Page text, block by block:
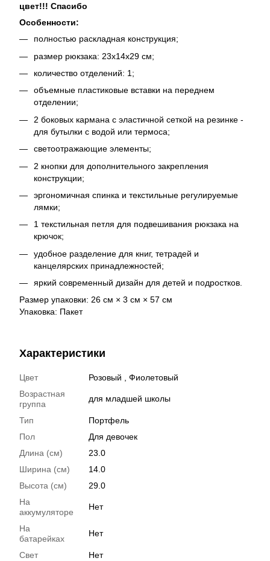
цвет!!! Спасибо
Особенности:
полностью раскладная конструкция;
размер рюкзака: 23х14х29 см;
количество отделений: 1;
объемные пластиковые вставки на переднем
отделении;
2 боковых кармана с эластичной сеткой на резинке -
для бутылки с водой или термоса;
светоотражающие элементы;
2 кнопки для дополнительного закрепления
конструкции;
эргономичная спинка и текстильные регулируемые
лямки;
1 текстильная петля для подвешивания рюкзака на
крючок;
удобное разделение для книг, тетрадей и
канцелярских принадлежностей;
яркий современный дизайн для детей и подростков.
Размер упаковки: 26 см × 3 см × 57 см
Упаковка: Пакет
Характеристики
Цвет
Розовый , Фиолетовый
Возрастная
группа
для младшей школы
Тип
Портфель
Пол
Для девочек
Длина (см)
23.0
Ширина (см)
14.0
Высота (см)
29.0
На
аккумуляторе
Нет
На
батарейках
Нет
Свет
Нет